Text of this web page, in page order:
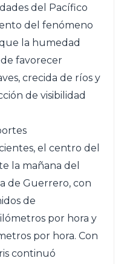
del Pacífico
del fenómeno
la humedad
favorecer
crecida de ríos y
de visibilidad
el centro del
la mañana del
de Guerrero, con
de
por hora y
por hora. Con
continuó